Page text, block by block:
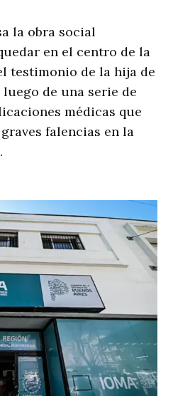
la obra social
en el centro de la
testimonio de la hija de
de una serie de
médicas que
falencias en la